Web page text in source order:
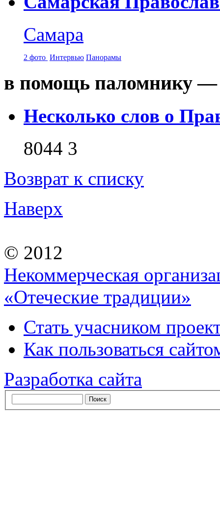
Самара
2 фото Интервью Панорамы
в помощь паломнику —
Несколько слов о
8044 3
Возврат к списку
Наверх
© 2012
Некоммерческая
«Отеческие традиции»
Стать учасником
Как пользоваться
Разработка сайта